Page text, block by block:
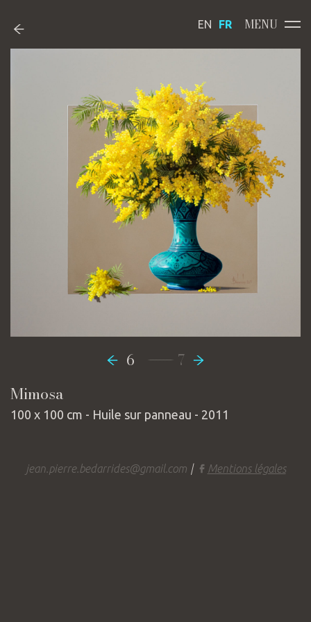
6 ----------------- 7
Mimosa
100 x 100 cm - Huile sur panneau - 2011
jean.pierre.bedarrides@gmail.com | Mentions légales
EN FR MENU